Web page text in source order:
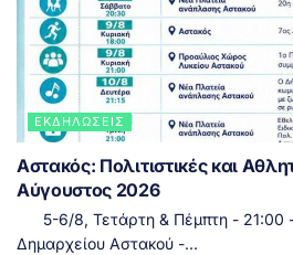
ΕΚΔΗΛΏΣΕΙΣ
Αστακός: Πολιτιστικές και
Αύγουστος 2026
5-6/8, Τετάρτη & Πέμπτη - 21:00
Δημαρχείου Αστακού -...